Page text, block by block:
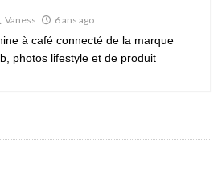
Vaness 6 ans ago
à café connecté de la marque
photos lifestyle et de produit